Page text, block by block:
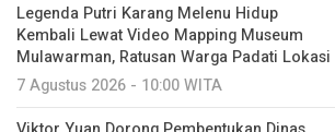
Legenda Putri Karang Melenu Hidup
Kembali Lewat Video Mapping Museum
Mulawarman, Ratusan Warga Padati Lokasi
7 Agustus 2026 - 10:00 WITA